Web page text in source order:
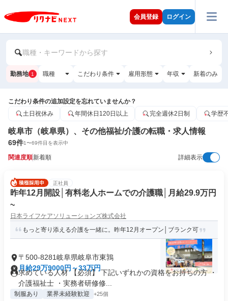
会員登録 ログイン
職種・キーワードから探す
勤務地 1 職種 こだわり条件 雇用形態 年収 新着のみ
こだわり条件の追加設定を忘れていませんか？
土日祝休み
年間休日120日以上 完全週休2日制 学歴
岐阜市（岐阜県）、その他福祉/介護の転職・求人情報
69件1〜69件目を表示中
関連度順新着順 詳細表示
正社員
昨年12月開設│有料老人ホームでの介護職│月給29.9万円
~
日本ライフケアソリューションズ株式会社
もっと寄り添える介護を一緒に。昨年12月オープン│ブランク可
〒500-8281岐阜県岐阜市東鶉
月給29万9000円～33万円
求めている人材 【必須】 下記いずれかの資格をお持ちの方 ・
介護福祉士 ・実務者研修修...
制服あり 業界未経験歓迎 +25個